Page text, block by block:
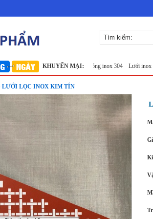
KHUYẾN MẠI:
Bắc Lưới đỡ bông chống nóng inox 304 Lưới inox đan ô
LỌC INOX KIM TÍN